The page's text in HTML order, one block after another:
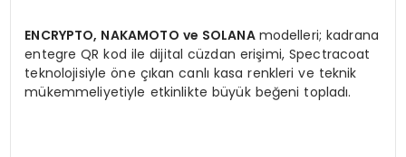
ENCRYPTO, NAKAMOTO ve SOLANA modelleri; kadrana
entegre QR kod ile dijital cüzdan erişimi, Spectracoat
teknolojisiyle öne çıkan canlı kasa renkleri ve teknik
mükemmeliyetiyle etkinlikte büyük beğeni topladı.